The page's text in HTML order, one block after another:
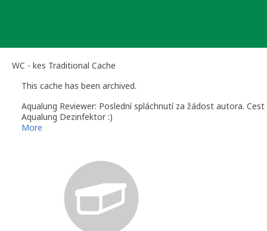
WC - kes Traditional Cache
This cache has been archived.
Aqualung Reviewer: Poslední spláchnutí za žádost autora.
Aqualung Dezinfektor :)
More